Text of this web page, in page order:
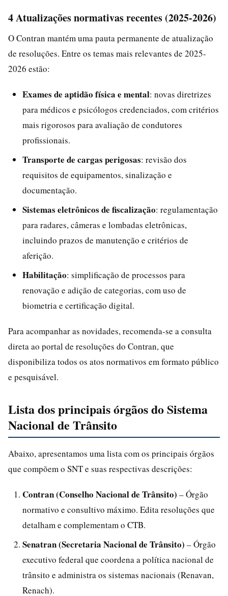
4 Atualizações normativas recentes (2025-2026)
O Contran mantém uma pauta permanente de atualização
de resoluções. Entre os temas mais relevantes de 2025-
2026 estão:
Exames de aptidão física e mental: novas diretrizes
para médicos e psicólogos credenciados, com critérios
mais rigorosos para avaliação de condutores
profissionais.
Transporte de cargas perigosas: revisão dos
requisitos de equipamentos, sinalização e
documentação.
Sistemas eletrônicos de fiscalização: regulamentação
para radares, câmeras e lombadas eletrônicas,
incluindo prazos de manutenção e critérios de
aferição.
Habilitação: simplificação de processos para
renovação e adição de categorias, com uso de
biometria e certificação digital.
Para acompanhar as novidades, recomenda-se a consulta
direta ao portal de resoluções do Contran, que
disponibiliza todos os atos normativos em formato público
e pesquisável.
Lista dos principais órgãos do Sistema
Nacional de Trânsito
Abaixo, apresentamos uma lista com os principais órgãos
que compõem o SNT e suas respectivas descrições:
Contran (Conselho Nacional de Trânsito) – Órgão
normativo e consultivo máximo. Edita resoluções que
detalham e complementam o CTB.
Senatran (Secretaria Nacional de Trânsito) – Órgão
executivo federal que coordena a política nacional de
trânsito e administra os sistemas nacionais (Renavan,
Renach).